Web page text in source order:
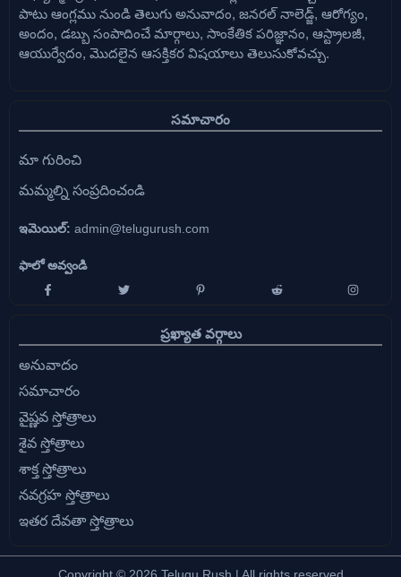
పాటు ఆంగ్లము నుండి తెలుగు అనువాదం, జనరల్ నాలెడ్జ్, ఆరోగ్యం,
అందం, డబ్బు సంపాదించే మార్గాలు, సాంకేతిక పరిజ్ఞానం, ఆస్ట్రాలజీ,
ఆయుర్వేదం, మొదలైన ఆసక్తికర విషయాలు తెలుసుకోవచ్చు.
సమాచారం
మా గురించి
మమ్మల్ని సంప్రదించండి
ఇమెయిల్: admin@telugurush.com
ఫాలో అవ్వండి
ప్రఖ్యాత వర్గాలు
అనువాదం
సమాచారం
వైష్ణవ స్తోత్రాలు
శైవ స్తోత్రాలు
శాక్త స్తోత్రాలు
నవగ్రహ స్తోత్రాలు
ఇతర దేవతా స్తోత్రాలు
Copyright © 2026 Telugu Rush | All rights reserved